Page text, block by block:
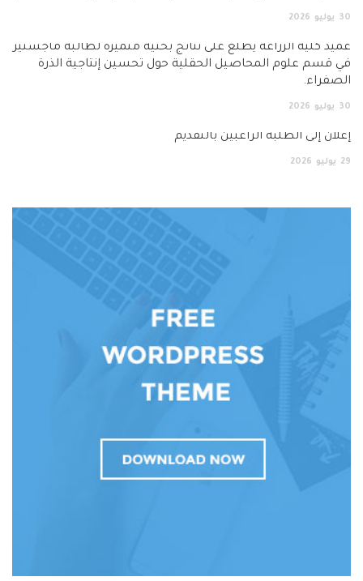
يوليو 2026
كلية الزراعة يطّلع على نتائج بحثية متميزة لطالبة ماجستير
قسم علوم المحاصيل الحقلية حول تحسين إنتاجية الذرة
يوليو 2026
إلى الطلبة الراغبين بالتقديم
يوليو 2026